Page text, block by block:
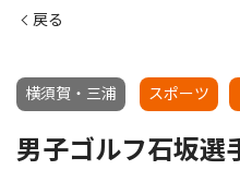
戻る
横須賀・三浦 スポーツ
男子ゴルフ石坂選